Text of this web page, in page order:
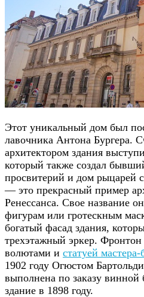
Этот уникальный дом был
лавочника Антона Бургера.
архитектором здания
который также создал
просвитерий и дом рыцарей
— это прекрасный пример
Ренессанса. Свое название
фигурам или гротескным
богатый фасад здания,
трехэтажный эркер. Фронтон
волютами и статуей мастера-
1902 году Огюстом
выполнена по заказу
здание в 1898 году.